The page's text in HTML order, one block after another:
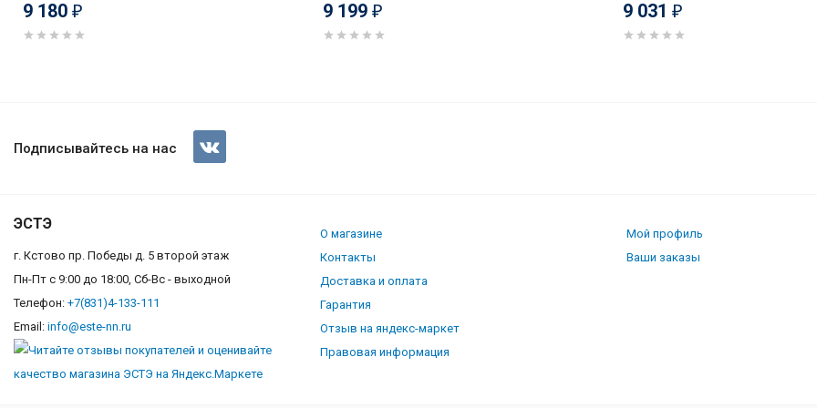
9 180 ₽ 9 199 ₽ 9 031 ₽
GranFest QUADRO GF-Q-561, мойка, мрамор, черный
Подписывайтесь на нас
ЭСТЭ
г. Кстово пр. Победы д. 5 второй этаж
Пн-Пт с 9:00 до 18:00, Сб-Вс - выходной
Телефон: +7(831)4-133-111
Email: info@este-nn.ru
О магазине
Контакты
Доставка и оплата
Гарантия
Отзыв на яндекс-маркет
Правовая информация
Мой профиль
Ваши заказы